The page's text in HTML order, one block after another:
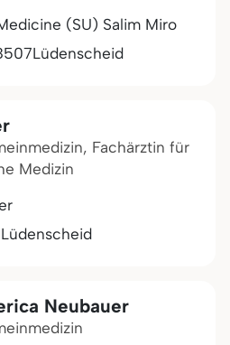
(SU) Salim Miro
Lüdenscheid
Fachärztin für
Medizin
Lüdenscheid
Neubauer